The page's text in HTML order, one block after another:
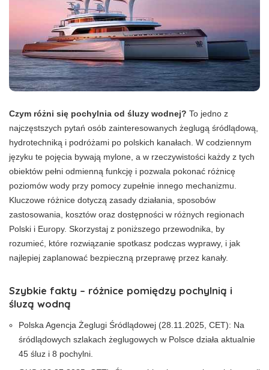
Czym różni się pochylnia od śluzy wodnej? To jedno z
najczęstszych pytań osób zainteresowanych żeglugą śródlądową,
hydrotechniką i podróżami po polskich kanałach. W codziennym
języku te pojęcia bywają mylone, a w rzeczywistości każdy z tych
obiektów pełni odmienną funkcję i pozwala pokonać różnicę
poziomów wody przy pomocy zupełnie innego mechanizmu.
Kluczowe różnice dotyczą zasady działania, sposobów
zastosowania, kosztów oraz dostępności w różnych regionach
Polski i Europy. Skorzystaj z poniższego przewodnika, by
rozumieć, które rozwiązanie spotkasz podczas wyprawy, i jak
najlepiej zaplanować bezpieczną przeprawę przez kanały.
Szybkie fakty – różnice pomiędzy pochylnią i
śluzą wodną
Polska Agencja Żeglugi Śródlądowej (28.11.2025, CET): Na
śródlądowych szlakach żeglugowych w Polsce działa aktualnie
45 śluz i 8 pochylni.